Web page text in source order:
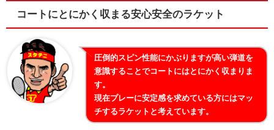
コートにとにかく収まる安心安全のラケット
圧倒的スピン性能にかぶりますが高い弾道を
意識することでコートにはとにかく収まりま
す。
現在プレーに安定感を求めている方にはマッ
チするラケットと考えています。